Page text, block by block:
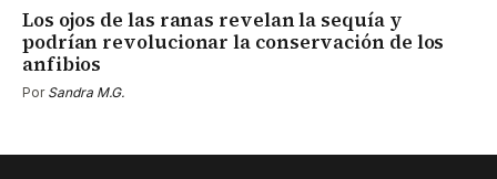
Los ojos de las ranas revelan la sequía y
podrían revolucionar la conservación de los
anfibios
Por Sandra M.G.